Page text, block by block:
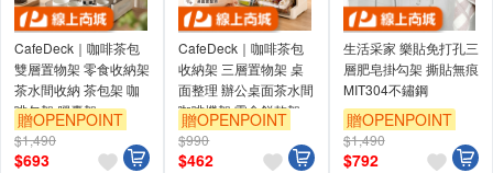
CafeDeck｜咖啡茶包
雙層置物架 零食收納架
茶水間收納 茶包架 咖
啡包架 膠囊架
贈OPENPOINT
訂單滿999享9折
$1,490
$693
CafeDeck｜咖啡茶包
收納架 三層置物架 桌
面整理 辦公桌面茶水間
咖啡機架 零食餅乾架
贈OPENPOINT
訂單滿999享9折
$990
$462
生活采家 樂貼免打孔三
層肥皂掛勾架 撕貼無痕
MIT304不鏽鋼
贈OPENPOINT
訂單滿999享9折
$1,490
$792